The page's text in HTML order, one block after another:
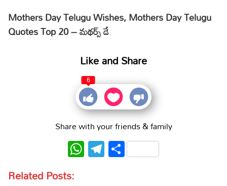
Mothers Day Telugu Wishes, Mothers Day Telugu
Quotes Top 20 – మథర్స్ డే
Like and Share
6
Share with your friends & family
WhatsApp
Telegram
Share
Related Posts: